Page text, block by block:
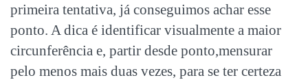
primeira tentativa, já conseguimos achar esse
ponto. A dica é identificar visualmente a maior
circunferência e, partir desde ponto,mensurar
pelo menos mais duas vezes, para se ter certeza